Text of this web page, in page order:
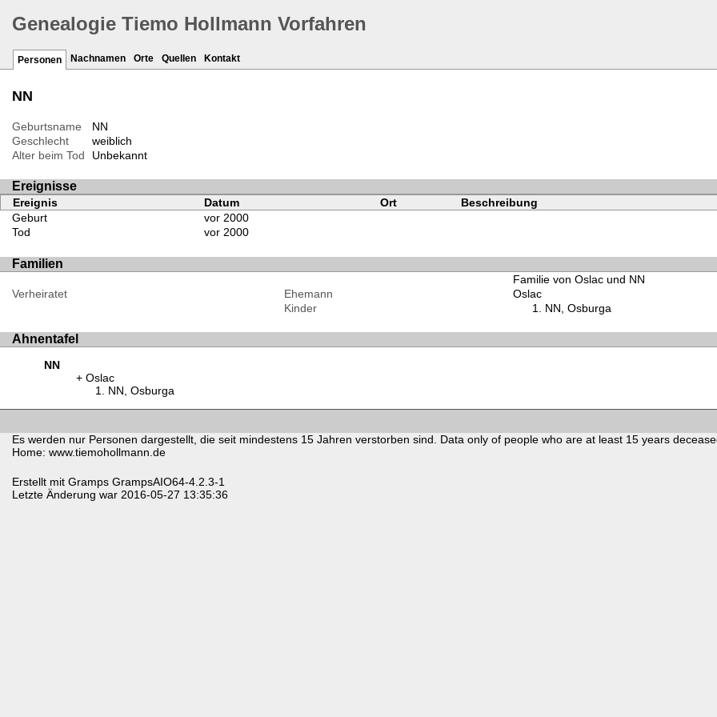
Genealogie Tiemo Hollmann Vorfahren
Personen Nachnamen Orte Quellen Kontakt
NN
Geburtsname
NN
Geschlecht
weiblich
Alter beim Tod
Unbekannt
Ereignisse
Ereignis Datum Ort
Beschreibung
Geburt
vor 2000
Tod
vor 2000
Familien
Familie von Oslac und NN
Verheiratet
Ehemann
Oslac
Kinder
NN, Osburga
Ahnentafel
NN
Oslac
NN, Osburga
Es werden nur Personen dargestellt, die seit mindestens 15 Jahren verstorben sind. Data only of people who are at least 15 years
Home: www.tiemohollmann.de
Erstellt mit Gramps GrampsAIO64-4.2.3-1
Letzte Änderung war 2016-05-27 13:35:36